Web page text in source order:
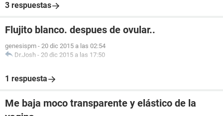
3 respuestas
Flujito blanco. despues de ovular..
genesispm - 20 dic 2015 a las 02:54
Dr.Josh - 20 dic 2015 a las 17:50
1 respuesta
Me baja moco transparente y elástico de la